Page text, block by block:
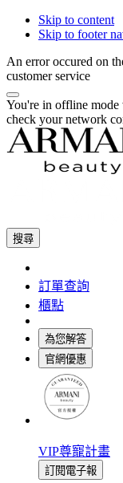
Skip to content
Skip to footer
An error occured on
customer service
You're in offline mode
check your network
搜尋
訂單查詢
櫃點
為您解答
官網優惠
VIP尊寵計畫
訂閱電子報